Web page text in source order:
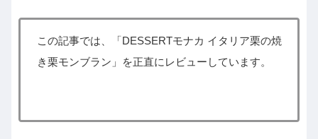
この記事では、「DESSERTモナカ イタリア栗の焼
き栗モンブラン」を正直にレビューしています。